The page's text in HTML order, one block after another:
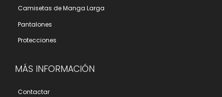
Camisetas de Manga Larga
Pantalones
Protecciones
MÁS INFORMACIÓN
Contactar